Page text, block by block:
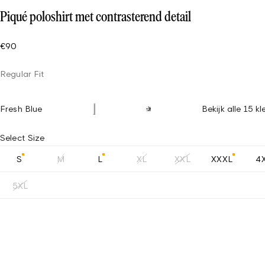
Piqué poloshirt met contrasterend detail
€90
Regular Fit
Fresh Blue Bekijk alle 15
Select Size
S M L XL XXL XXXL
5XL